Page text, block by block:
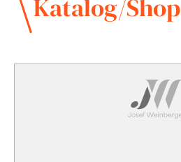
Katalog/Shop